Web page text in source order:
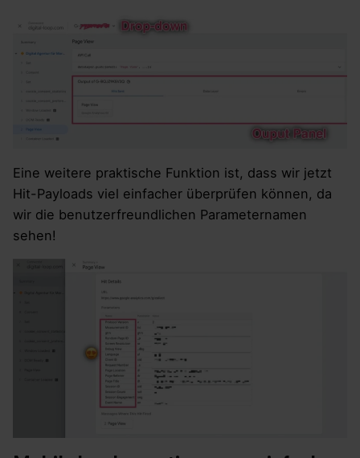
Eine weitere praktische Funktion ist, dass wir jetzt
Hit-Payloads viel einfacher überprüfen können, da
wir die benutzerfreundlichen Parameternamen
sehen!